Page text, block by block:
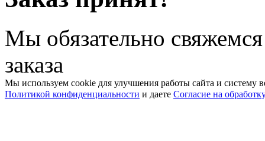
Мы обязательно
заказа
Мы используем cookie для улучшения работы сайта и систему
Политикой конфиденциальности и даете Согласие на